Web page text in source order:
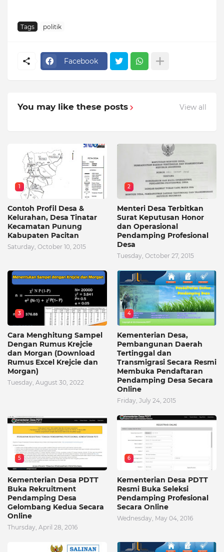
Tags politik
Facebook
You may like these posts View all
1
Contoh Profil Desa &
Kelurahan, Desa Tinatar
Kecamatan Punung
Kabupaten Pacitan
Saturday, October 10, 2015
2
Menteri Desa Terbitkan
Surat Keputusan Honor
dan Operasional
Pendamping Profesional
Desa
Tuesday, October 27, 2015
3
Cara Menghitung Sampel
Dengan Rumus Krejcie
dan Morgan (Download
Rumus Excel Krejcie dan
Morgan)
Tuesday, August 30, 2022
4
Kementerian Desa,
Pembangunan Daerah
Tertinggal dan
Transmigrasi Secara Resmi
Membuka Pendaftaran
Pendamping Desa Secara
Online
Friday, July 24, 2015
5
Kementerian Desa PDTT
Buka Rekruitment
Pendamping Desa
Gelombang Kedua Secara
Online
Thursday, April 28, 2016
6
Kementerian Desa PDTT
Resmi Buka Seleksi
Pendamping Profesional
Secara Online
Wednesday, May 04, 2016